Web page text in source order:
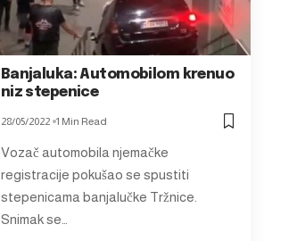
Banjaluka: Automobilom krenuo
niz stepenice
28/05/2022 1 Min Read
Vozač automobila njemačke
registracije pokušao se spustiti
stepenicama banjalučke Tržnice.
Snimak se…